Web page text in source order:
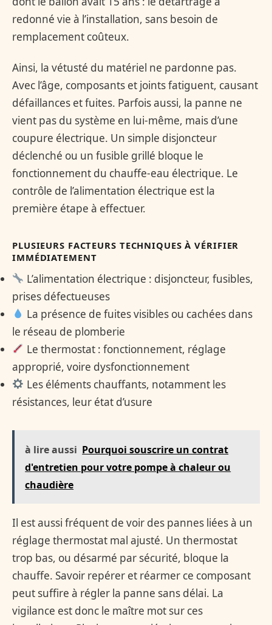
redonné vie à l’installation, sans besoin de
remplacement coûteux.
Ainsi, la vétusté du matériel ne pardonne pas.
Avec l’âge, composants et joints fatiguent, causant
défaillances et fuites. Parfois aussi, la panne ne
vient pas du système en lui-même, mais d’une
coupure électrique. Un simple disjoncteur
déclenché ou un fusible grillé bloque le
fonctionnement du chauffe-eau électrique. Le
contrôle de l’alimentation électrique est la
première étape à effectuer.
PLUSIEURS FACTEURS TECHNIQUES À VÉRIFIER
IMMÉDIATEMENT
L’alimentation électrique : disjoncteur, fusibles,
prises défectueuses
La présence de fuites visibles ou cachées dans
le réseau de plomberie
Le thermostat : fonctionnement, réglage
approprié, voire dysfonctionnement
Les éléments chauffants, notamment les
résistances, leur état d’usure
à lire aussi Pourquoi souscrire un contrat
d'entretien pour votre pompe à chaleur ou
chaudière
Il est aussi fréquent de voir des pannes liées à un
réglage thermostat mal ajusté. Un thermostat
trop bas, ou désarmé par sécurité, bloque la
chauffe. Savoir repérer et réarmer ce composant
peut suffire à régler la panne sans délai. La
vigilance est donc le maître mot sur ces